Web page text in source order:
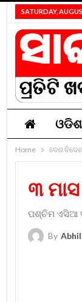
SATURDAY,
ନିଯୁକ୍ତି
Home ଦେଶ
୩
ପଶ୍ଚିମ ଏସିଆ
By